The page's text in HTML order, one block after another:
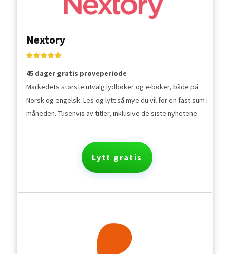
Nextory
45 dager gratis prøveperiode
Markedets største utvalg lydbøker og e-bøker, både på
Norsk og engelsk. Les og lytt så mye du vil for en fast sum i
måneden. Tusenvis av titler, inklusive de siste nyhetene.
Lytt gratis